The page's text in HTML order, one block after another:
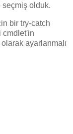
seçmiş olduk.
bir try-catch
cmdlet'in
ayarlanmalı